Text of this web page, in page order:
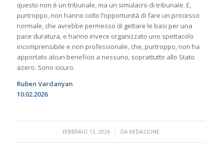
questo non è un tribunale, ma un simulacro di tribunale. E,
purtroppo, non hanno colto l’opportunità di fare un processo
normale, che avrebbe permesso di gettare le basi per una
pace duratura, e hanno invece organizzato uno spettacolo
incomprensibile e non professionale, che, purtroppo, non ha
apportato alcun beneficio a nessuno, soprattutto allo Stato
azero. Sono sicuro.
Ruben Vardanyan
10.02.2026
FEBBRAIO 13, 2026
/ DA REDAZIONE